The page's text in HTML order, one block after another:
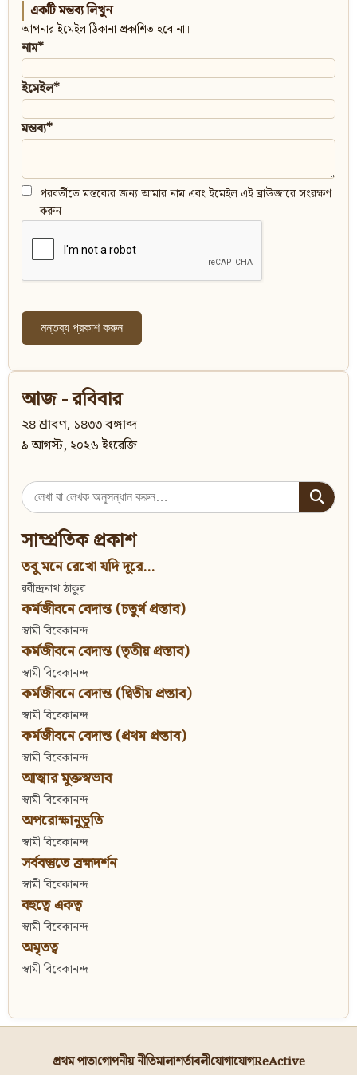
একটি মন্তব্য লিখুন
আপনার ইমেইল ঠিকানা প্রকাশিত হবে না।
নাম*
ইমেইল*
মন্তব্য*
পরবর্তীতে মন্তব্যের জন্য আমার নাম এবং ইমেইল এই ব্রাউজারে সংরক্ষণ
করুন।
আজ - রবিবার
২৪ শ্রাবণ, ১৪৩৩ বঙ্গাব্দ
৯ আগস্ট, ২০২৬ ইংরেজি
Search
for:
সাম্প্রতিক প্রকাশ
তবু মনে রেখো যদি দূরে...
রবীন্দ্রনাথ ঠাকুর
কর্মজীবনে বেদান্ত (চতুর্থ প্রস্তাব)
স্বামী বিবেকানন্দ
কর্মজীবনে বেদান্ত (তৃতীয় প্রস্তাব)
স্বামী বিবেকানন্দ
কর্মজীবনে বেদান্ত (দ্বিতীয় প্রস্তাব)
স্বামী বিবেকানন্দ
কর্মজীবনে বেদান্ত (প্রথম প্রস্তাব)
স্বামী বিবেকানন্দ
আত্মার মুক্তস্বভাব
স্বামী বিবেকানন্দ
অপরোক্ষানুভূতি
স্বামী বিবেকানন্দ
সর্ববস্তুতে ব্রহ্মদর্শন
স্বামী বিবেকানন্দ
বহুত্বে একত্ব
স্বামী বিবেকানন্দ
অমৃতত্ব
স্বামী বিবেকানন্দ
প্রথম পাতাগোপনীয় নীতিমালাশর্তাবলীযোগাযোগReActive